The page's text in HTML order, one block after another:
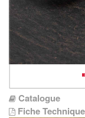
Catalogue
Fiche Technique